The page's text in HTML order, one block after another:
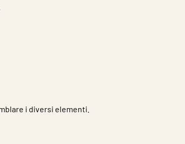
i diversi elementi.